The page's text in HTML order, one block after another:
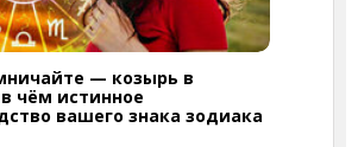
— козырь в
чём истинное
вашего знака зодиака